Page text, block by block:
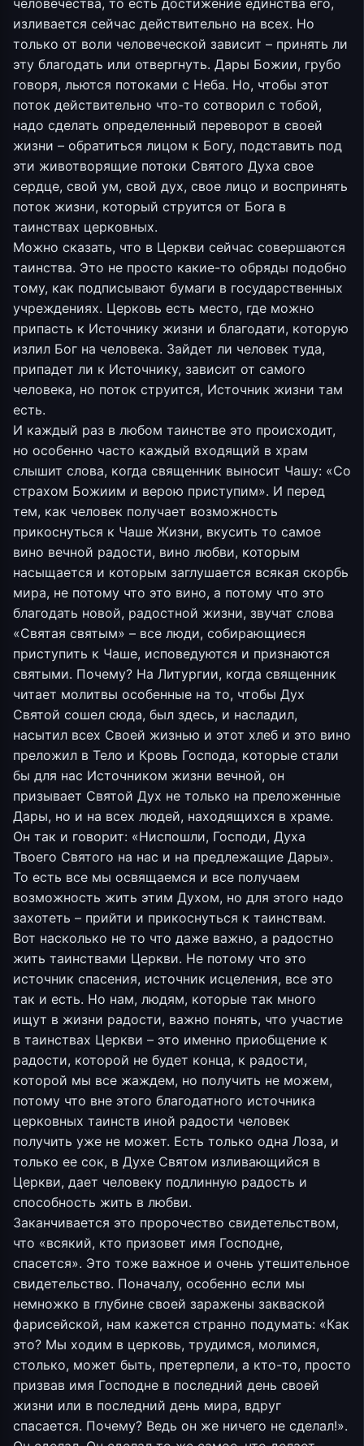
человечества, то есть достижение единства его,
изливается сейчас действительно на всех. Но
только от воли человеческой зависит – принять ли
эту благодать или отвергнуть. Дары Божии, грубо
говоря, льются потоками с Неба. Но, чтобы этот
поток действительно что-то сотворил с тобой,
надо сделать определенный переворот в своей
жизни – обратиться лицом к Богу, подставить под
эти животворящие потоки Святого Духа свое
сердце, свой ум, свой дух, свое лицо и воспринять
поток жизни, который струится от Бога в
таинствах церковных.
Можно сказать, что в Церкви сейчас совершаются
таинства. Это не просто какие-то обряды подобно
тому, как подписывают бумаги в государственных
учреждениях. Церковь есть место, где можно
припасть к Источнику жизни и благодати, которую
излил Бог на человека. Зайдет ли человек туда,
припадет ли к Источнику, зависит от самого
человека, но поток струится, Источник жизни там
есть.
И каждый раз в любом таинстве это происходит,
но особенно часто каждый входящий в храм
слышит слова, когда священник выносит Чашу: «Со
страхом Божиим и верою приступим». И перед
тем, как человек получает возможность
прикоснуться к Чаше Жизни, вкусить то самое
вино вечной радости, вино любви, которым
насыщается и которым заглушается всякая скорбь
мира, не потому что это вино, а потому что это
благодать новой, радостной жизни, звучат слова
«Святая святым» – все люди, собирающиеся
приступить к Чаше, исповедуются и признаются
святыми. Почему? На Литургии, когда священник
читает молитвы особенные на то, чтобы Дух
Святой сошел сюда, был здесь, и насладил,
насытил всех Своей жизнью и этот хлеб и это вино
преложил в Тело и Кровь Господа, которые стали
бы для нас Источником жизни вечной, он
призывает Святой Дух не только на преложенные
Дары, но и на всех людей, находящихся в храме.
Он так и говорит: «Ниспошли, Господи, Духа
Твоего Святого на нас и на предлежащие Дары».
То есть все мы освящаемся и все получаем
возможность жить этим Духом, но для этого надо
захотеть – прийти и прикоснуться к таинствам.
Вот насколько не то что даже важно, а радостно
жить таинствами Церкви. Не потому что это
источник спасения, источник исцеления, все это
так и есть. Но нам, людям, которые так много
ищут в жизни радости, важно понять, что участие
в таинствах Церкви – это именно приобщение к
радости, которой не будет конца, к радости,
которой мы все жаждем, но получить не можем,
потому что вне этого благодатного источника
церковных таинств иной радости человек
получить уже не может. Есть только одна Лоза, и
только ее сок, в Духе Святом изливающийся в
Церкви, дает человеку подлинную радость и
способность жить в любви.
Заканчивается это пророчество свидетельством,
что «всякий, кто призовет имя Господне,
спасется». Это тоже важное и очень утешительное
свидетельство. Поначалу, особенно если мы
немножко в глубине своей заражены закваской
фарисейской, нам кажется странно подумать: «Как
это? Мы ходим в церковь, трудимся, молимся,
столько, может быть, претерпели, а кто-то, просто
призвав имя Господне в последний день своей
жизни или в последний день мира, вдруг
спасается. Почему? Ведь он же ничего не сделал!».